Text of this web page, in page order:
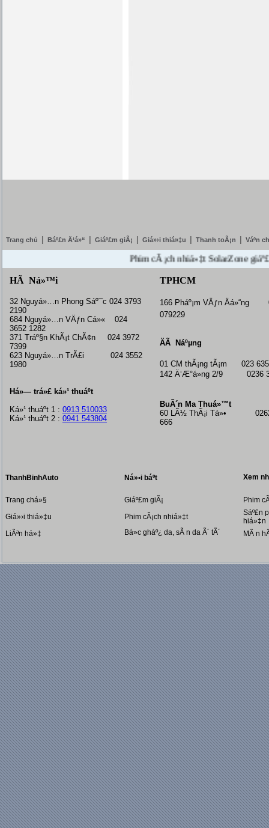
Trang chủ Báº£n Ä‘á»“ Giáº£m giÃ¡ Giá»›i thiá»‡u Thanh toÃ¡n Váº­n
Phim cÃ¡ch nhiá»‡t SolarZone giáº£m
HÃ Ná»™i
32 Nguyá»…n Phong Sáº¯c 024 3793
2190
684 Nguyá»…n VÄƒn Cá»« 024
3652 1282
371 Tráº§n KhÃ¡t ChÃ¢n 024 3972
7399
623 Nguyá»…n TrÃ£i 024 3552
1980
Há»— trá»£ ká»¹ thuáº­t
Ká»¹ thuáº­t 1 : 0913 510033
Ká»¹ thuáº­t 2 : 0941 543804
TPHCM
166 Pháº¡m VÄƒn Äá»“ng
079229
ÄÃ Náºµng
01 CM thÃ¡ng tÃ¡m 023
142 Ä‘Æ°á»ng 2/9 0236
BuÃ´n Ma Thuá»™t
60 LÃ½ ThÃ¡i Tá»• 0262
666
ThanhBinhAuto
Trang chá»§
Giá»›i thiá»‡u
LiÃªn há»‡
Ná»•i báº­t
Giáº£m giÃ¡
Phim cÃ¡ch nhiá»‡t
Bá»c gháº¿ da, sÃ n da Ã´ tÃ´
Xem
Phim
Sáº£n
hiá»‡n
MÃ n